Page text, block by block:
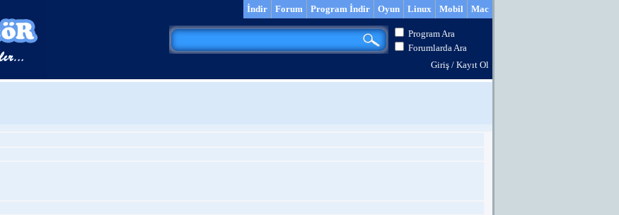
Mac
Mobil
Linux
Oyun
Program İndir
Forum
İndir
Program Ara
Forumlarda Ara
Giriş / Kayıt Ol